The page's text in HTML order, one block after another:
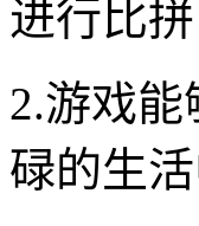
进行比
2.游戏
碌的生